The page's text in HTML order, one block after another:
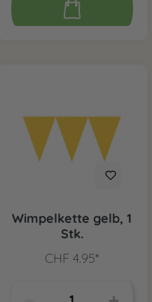
Wimpelkette gelb, 1
Stk.
CHF 4.95*